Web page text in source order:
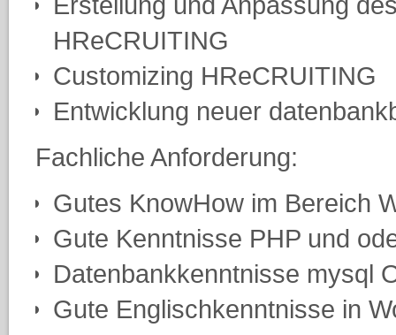
HReCRUITING
Customizing HReCRUITING
Entwicklung neuer
Fachliche Anforderung:
Gutes KnowHow im Bereich
Gute Kenntnisse PHP und
Datenbankkenntnisse mysql
Gute Englischkenntnisse in